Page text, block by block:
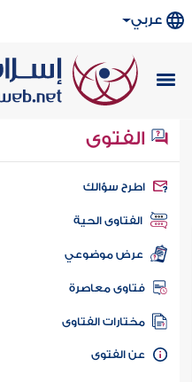
عربي
الفتوى
سؤالك
الفتاوى الحية
عرض موضوعي
فتاوى معاصرة
مختارات الفتاوى